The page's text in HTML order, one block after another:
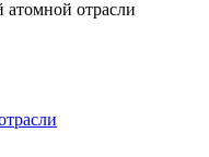
атомной отрасли